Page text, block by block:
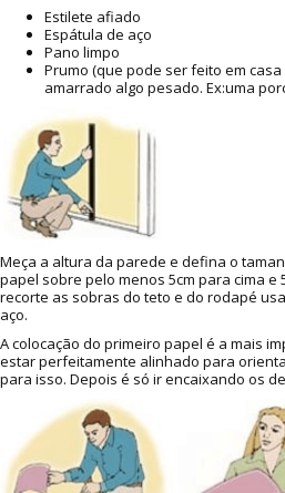
Estilete afiado
Espátula de aço
Pano limpo
Prumo (que pode ser feito em
amarrado algo pesado. Ex:uma
Meça a altura da parede e defina o
papel sobre pelo menos 5cm para cima e
recorte as sobras do teto e do rodapé
aço.
A colocação do primeiro papel é a mais
estar perfeitamente alinhado para
para isso. Depois é só ir encaixando os